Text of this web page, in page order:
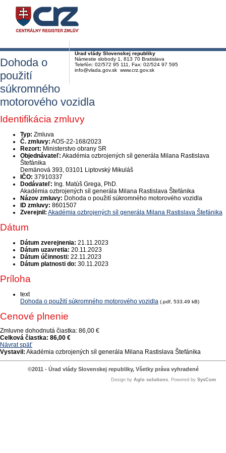
Úrad vlády Slovenskej republiky
Námestie slobody 1, 813 70 Bratislava
Telefón: 02/572 95 111, Fax: 02/524 97 595
info@vlada.gov.sk www.crz.gov.sk
Dohoda o
použití
súkromného
motorového vozidla
Identifikácia zmluvy
Typ: Zmluva
Č. zmluvy: AOS-22-168/2023
Rezort: Ministerstvo obrany SR
Objednávateľ: Akadémia ozbrojených síl generála Milana Rastislava
Štefánika
Demänová 393, 03101 Liptovský Mikuláš
IČO: 37910337
Dodávateľ: Ing. Matúš Grega, PhD.
Akadémia ozbrojených síl generála Milana Rastislava Štefánika
Názov zmluvy: Dohoda o použití súkromného motorového vozidla
ID zmluvy: 8601507
Zverejnil: Akadémia ozbrojených síl generála Milana Rastislava Štefánika
Dátum
Dátum zverejnenia: 21.11.2023
Dátum uzavretia: 20.11.2023
Dátum účinnosti: 22.11.2023
Dátum platnosti do: 30.11.2023
Príloha
text
Dohoda o použití súkromného motorového vozidla (.pdf, 533.49 kB)
Cenové plnenie
Zmluvne dohodnutá čiastka: 86,00 €
Celková čiastka: 86,00 €
Návrat späť
Vystavil: Akadémia ozbrojených síl generála Milana Rastislava Štefánika
©2011 - Úrad vlády Slovenskej republiky, Všetky práva vyhradené
Design by Aglo solutions, Powered by SysCom